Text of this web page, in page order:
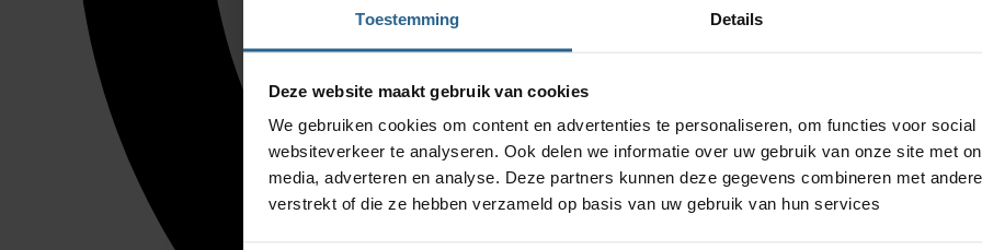
Toestemming Details
Deze website maakt gebruik van cookies
We gebruiken cookies om content en advertenties te personaliseren, om functies voor
websiteverkeer te analyseren. Ook delen we informatie over uw gebruik van onze site met
media, adverteren en analyse. Deze partners kunnen deze gegevens combineren met
verstrekt of die ze hebben verzameld op basis van uw gebruik van hun services